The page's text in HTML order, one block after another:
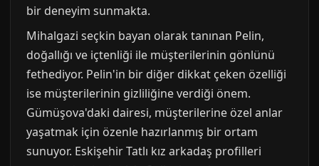
bir deneyim sunmakta.
Mihalgazi seçkin bayan olarak tanınan Pelin,
doğallığı ve içtenliği ile müşterilerinin gönlünü
fethediyor. Pelin'in bir diğer dikkat çeken özelliği
ise müşterilerinin gizliliğine verdiği önem.
Gümüşova'daki dairesi, müşterilerine özel anlar
yaşatmak için özenle hazırlanmış bir ortam
sunuyor. Eskişehir Tatlı kız arkadaş profilleri